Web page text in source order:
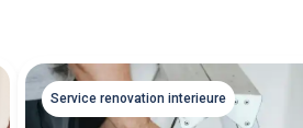
Service renovation interieure